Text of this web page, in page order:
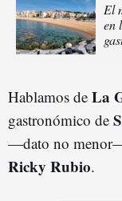
El
en
Hablamos de La
gastronómico de
—dato no
Ricky Rubio.